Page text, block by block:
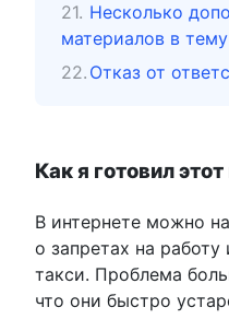
Несколько
материалов в тему
Отказ от
Как я готовил
В интернете можно
о запретах на
такси. Проблема
что они быстро